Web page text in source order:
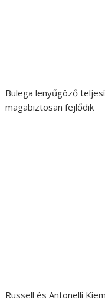
Bulega lenyűgöző
magabiztosan fejlődik
Russell és Antonelli